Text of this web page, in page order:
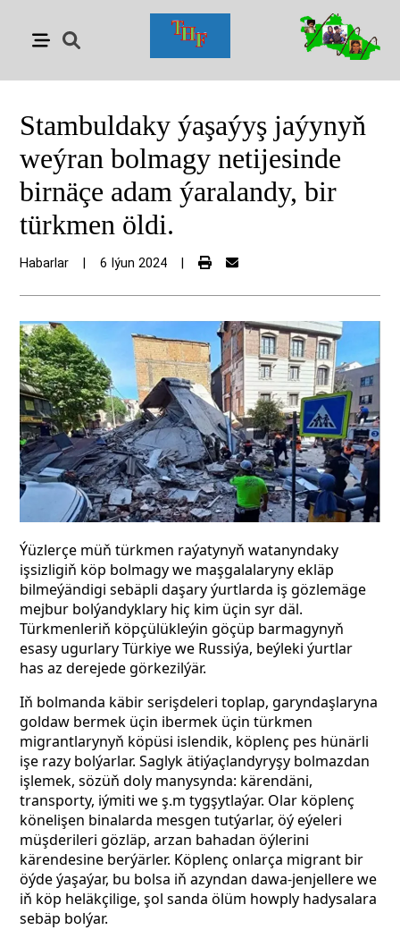
Stambuldaky ýaşaýyş jaýynyň
weýran bolmagy netijesinde
birnäçe adam ýaralandy, bir
türkmen öldi.
Habarlar 6 Iýun 2024
Ýüzlerçe müň türkmen raýatynyň watanyndaky
işsizligiň köp bolmagy we maşgalalaryny ekläp
bilmeýändigi sebäpli daşary ýurtlarda iş gözlemäge
mejbur bolýandyklary hiç kim üçin syr däl.
Türkmenleriň köpçülükleýin göçüp barmagynyň
esasy ugurlary Türkiye we Russiýa, beýleki ýurtlar
has az derejede görkezilýär.
Iň bolmanda käbir serişdeleri toplap, garyndaşlaryna
goldaw bermek üçin ibermek üçin türkmen
migrantlarynyň köpüsi islendik, köplenç pes hünärli
işe razy bolýarlar. Saglyk ätiýaçlandyryşy bolmazdan
işlemek, sözüň doly manysynda: kärendäni,
transporty, iýmiti we ş.m tygşytlaýar. Olar köplenç
könelişen binalarda mesgen tutýarlar, öý eýeleri
müşderileri gözläp, arzan bahadan öýlerini
kärendesine berýärler. Köplenç onlarça migrant bir
öýde ýaşaýar, bu bolsa iň azyndan dawa-jenjellere we
iň köp heläkçilige, şol sanda ölüm howply hadysalara
sebäp bolýar.